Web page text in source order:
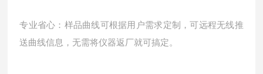
专业省心：样品曲线可根据用户需求定制，可远程无线推
送曲线信息，无需将仪器返厂就可搞定。